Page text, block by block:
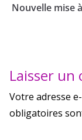
Nouvelle mise
Laisser
Votre adresse
obligatoires